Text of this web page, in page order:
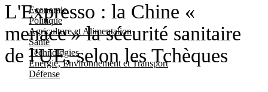
Economie
Politique
Agriculture et Alimentation
Santé
Technologies
Energie, Environnement et Transport
Défense
L'Expresso : la Chine «
menace » la sécurité sanitaire
de l'UE, selon les Tchèques